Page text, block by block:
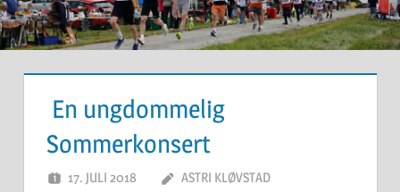
En ungdommelig
Sommerkonsert
17. JULI 2018 ASTRI KLØVSTAD